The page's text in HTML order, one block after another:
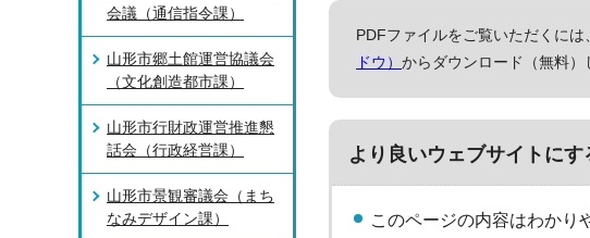
PDFファイルをご覧いただくに
ドウ） からダウンロード（無料）
より良いウェブサイトに
このページの内容はわかり
会議（通信指令課）
山形市郷土館運営協議会
（文化創造都市課）
山形市行財政運営推進懇
話会（行政経営課）
山形市景観審議会（まち
なみデザイン課）